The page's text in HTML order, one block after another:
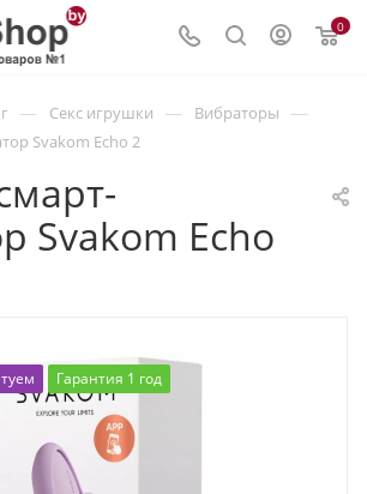
0
— Секс игрушки — Вибраторы —
Svakom Echo 2
Svakom Echo
Гарантия 1 год